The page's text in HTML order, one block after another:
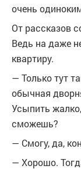
очень
От рассказов
Ведь на даже
квартиру.
— Только тут
обычная
Усыпить
сможешь?
— Смогу, да,
— Хорошо.